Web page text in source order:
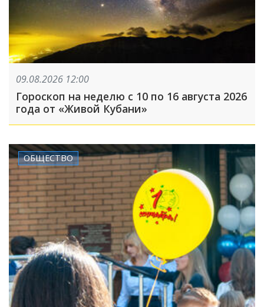
09.08.2026 12:00
Гороскоп на неделю с 10 по 16 августа 2026
года от «Живой Кубани»
ОБЩЕСТВО